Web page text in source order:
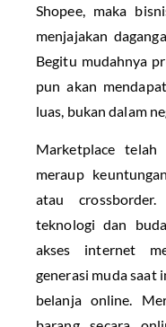
Shopee, maka
menjajakan
Begitu mudahnya
pun akan
luas, bukan dalam
Marketplace telah
meraup
atau
teknologi dan
akses internet
generasi muda saat
belanja online.